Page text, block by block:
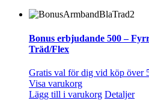
Bonus erbjudande 500 –
Träd/Flex
Gratis val för dig vid köp över
Visa varukorg
Lägg till i varukorg Detaljer